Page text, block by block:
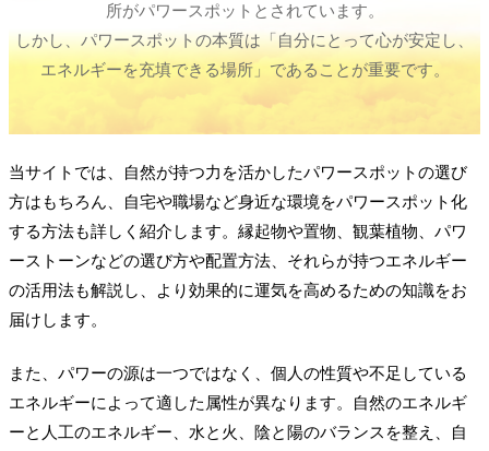
所がパワースポットとされています。
しかし、パワースポットの本質は「自分にとって心が安定し、
エネルギーを充填できる場所」であることが重要です。
当サイトでは、自然が持つ力を活かしたパワースポットの選び
方はもちろん、自宅や職場など身近な環境をパワースポット化
する方法も詳しく紹介します。縁起物や置物、観葉植物、パワ
ーストーンなどの選び方や配置方法、それらが持つエネルギー
の活用法も解説し、より効果的に運気を高めるための知識をお
届けします。
また、パワーの源は一つではなく、個人の性質や不足している
エネルギーによって適した属性が異なります。自然のエネルギ
ーと人工のエネルギー、水と火、陰と陽のバランスを整え、自